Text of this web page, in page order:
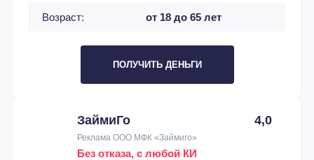
Возраст: от 18 до 65 лет
ПОЛУЧИТЬ ДЕНЬГИ
ЗаймиГо 4,0
Реклама ООО МФК «Займиго»
Без отказа, с любой КИ